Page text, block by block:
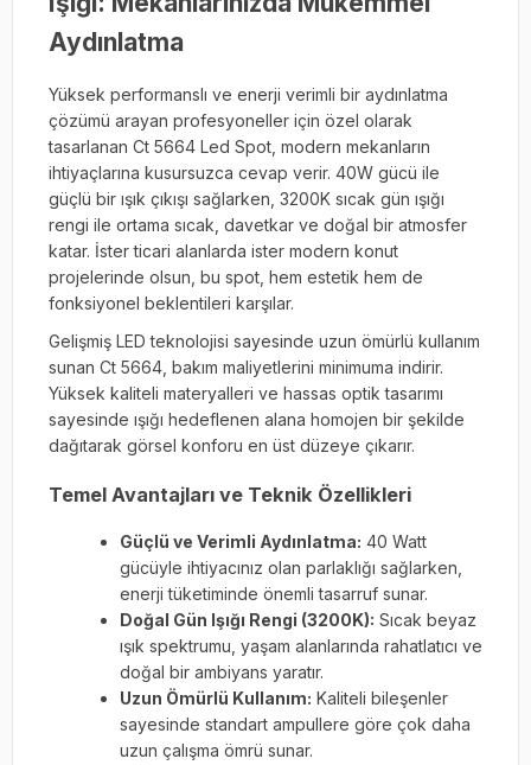
Aydınlatma
Yüksek performanslı ve enerji verimli bir aydınlatma
çözümü arayan profesyoneller için özel olarak
tasarlanan Ct 5664 Led Spot, modern mekanların
ihtiyaçlarına kusursuzca cevap verir. 40W gücü ile
güçlü bir ışık çıkışı sağlarken, 3200K sıcak gün ışığı
rengi ile ortama sıcak, davetkar ve doğal bir atmosfer
katar. İster ticari alanlarda ister modern konut
projelerinde olsun, bu spot, hem estetik hem de
fonksiyonel beklentileri karşılar.
Gelişmiş LED teknolojisi sayesinde uzun ömürlü kullanım
sunan Ct 5664, bakım maliyetlerini minimuma indirir.
Yüksek kaliteli materyalleri ve hassas optik tasarımı
sayesinde ışığı hedeflenen alana homojen bir şekilde
dağıtarak görsel konforu en üst düzeye çıkarır.
Temel Avantajları ve Teknik Özellikleri
Güçlü ve Verimli Aydınlatma: 40 Watt
gücüyle ihtiyacınız olan parlaklığı sağlarken,
enerji tüketiminde önemli tasarruf sunar.
Doğal Gün Işığı Rengi (3200K): Sıcak beyaz
ışık spektrumu, yaşam alanlarında rahatlatıcı ve
doğal bir ambiyans yaratır.
Uzun Ömürlü Kullanım: Kaliteli bileşenler
sayesinde standart ampullere göre çok daha
uzun çalışma ömrü sunar.